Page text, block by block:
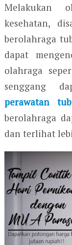
Melakukan
kesehatan,
berolahraga
dapat
olahraga
senggang
perawatan
berolahraga
dan terlihat